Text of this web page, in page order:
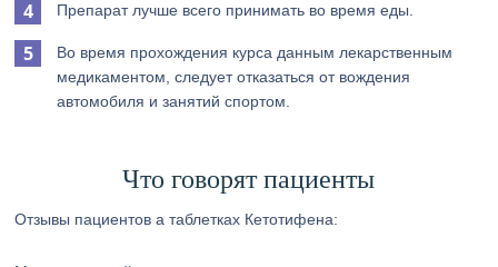
Препарат лучше всего принимать во время еды.
Во время прохождения курса данным лекарственным
медикаментом, следует отказаться от вождения
автомобиля и занятий спортом.
Что говорят пациенты
Отзывы пациентов а таблетках Кетотифена: